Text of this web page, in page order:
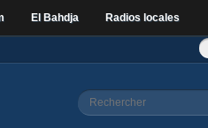
El Bahdja Radios locales
Formulaire de
Rechercher